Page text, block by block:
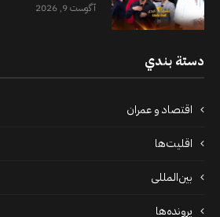
آگوست 9, 2026
دستة بندي
اقتصاد و عمران
اقلیت‌ها
بین‌المللی
پرونده‌ها